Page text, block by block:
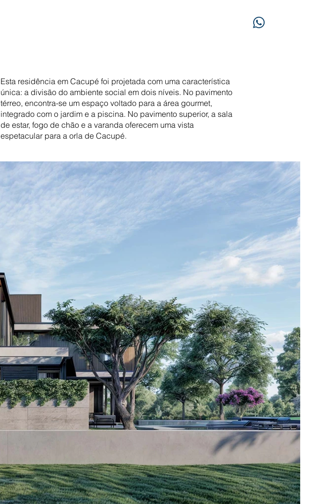
Esta residência em Cacupé foi projetada com uma característica
única: a divisão do ambiente social em dois níveis. No pavimento
térreo, encontra-se um espaço voltado para a área gourmet,
integrado com o jardim e a piscina. No pavimento superior, a sala
de estar, fogo de chão e a varanda oferecem uma vista
espetacular para a orla de Cacupé.